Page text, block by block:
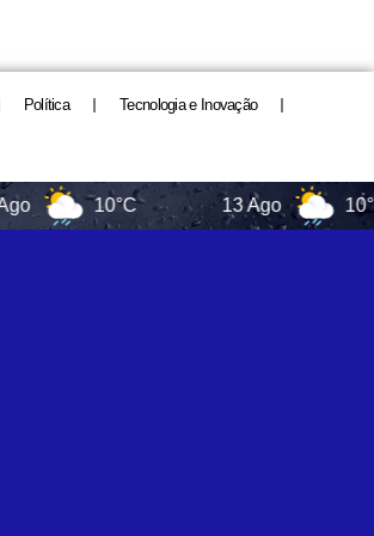
Política Tecnologia e Inovação
10°C 13 Ago 10°C